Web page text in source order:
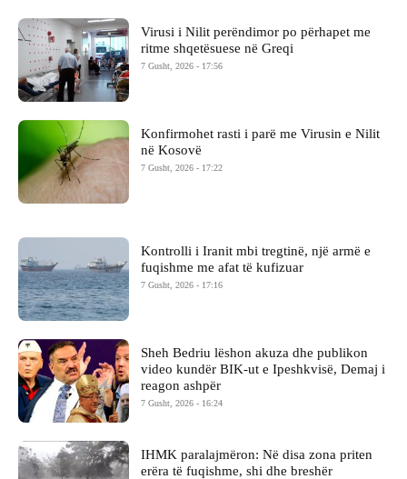
Virusi i Nilit perëndimor po përhapet me
ritme shqetësuese në Greqi
7 Gusht, 2026 - 17:56
Konfirmohet rasti i parë me Virusin e Nilit
në Kosovë
7 Gusht, 2026 - 17:22
Kontrolli i Iranit mbi tregtinë, një armë e
fuqishme me afat të kufizuar
7 Gusht, 2026 - 17:16
Sheh Bedriu lëshon akuza dhe publikon
video kundër BIK-ut e Ipeshkvisë, Demaj i
reagon ashpër
7 Gusht, 2026 - 16:24
IHMK paralajmëron: Në disa zona priten
erëra të fuqishme, shi dhe breshër